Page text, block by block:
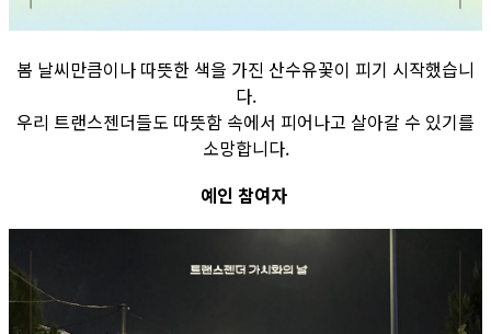
봄 날씨만큼이나 따뜻한 색을 가진 산수유꽃이 피기 시작했습니
다.
우리 트랜스젠더들도 따뜻함 속에서 피어나고 살아갈 수 있기를
소망합니다.
예인 참여자